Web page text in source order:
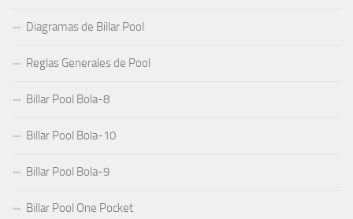
Diagramas de Billar Pool
Reglas Generales de Pool
Billar Pool Bola-8
Billar Pool Bola-10
Billar Pool Bola-9
Billar Pool One Pocket